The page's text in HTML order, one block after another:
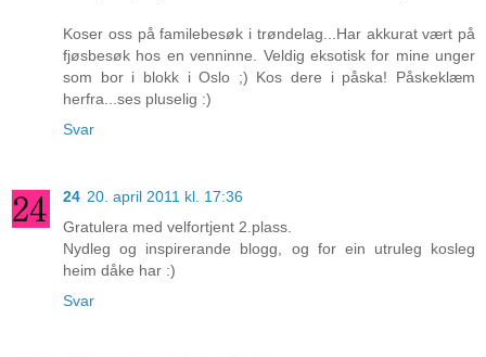
Koser oss på familebesøk i trøndelag...Har akkurat vært på
fjøsbesøk hos en venninne. Veldig eksotisk for mine unger
som bor i blokk i Oslo ;) Kos dere i påska! Påskeklæm
herfra...ses pluselig :)
Svar
24 20. april 2011 kl. 17:36
Gratulera med velfortjent 2.plass.
Nydleg og inspirerande blogg, og for ein utruleg kosleg
heim dåke har :)
Svar